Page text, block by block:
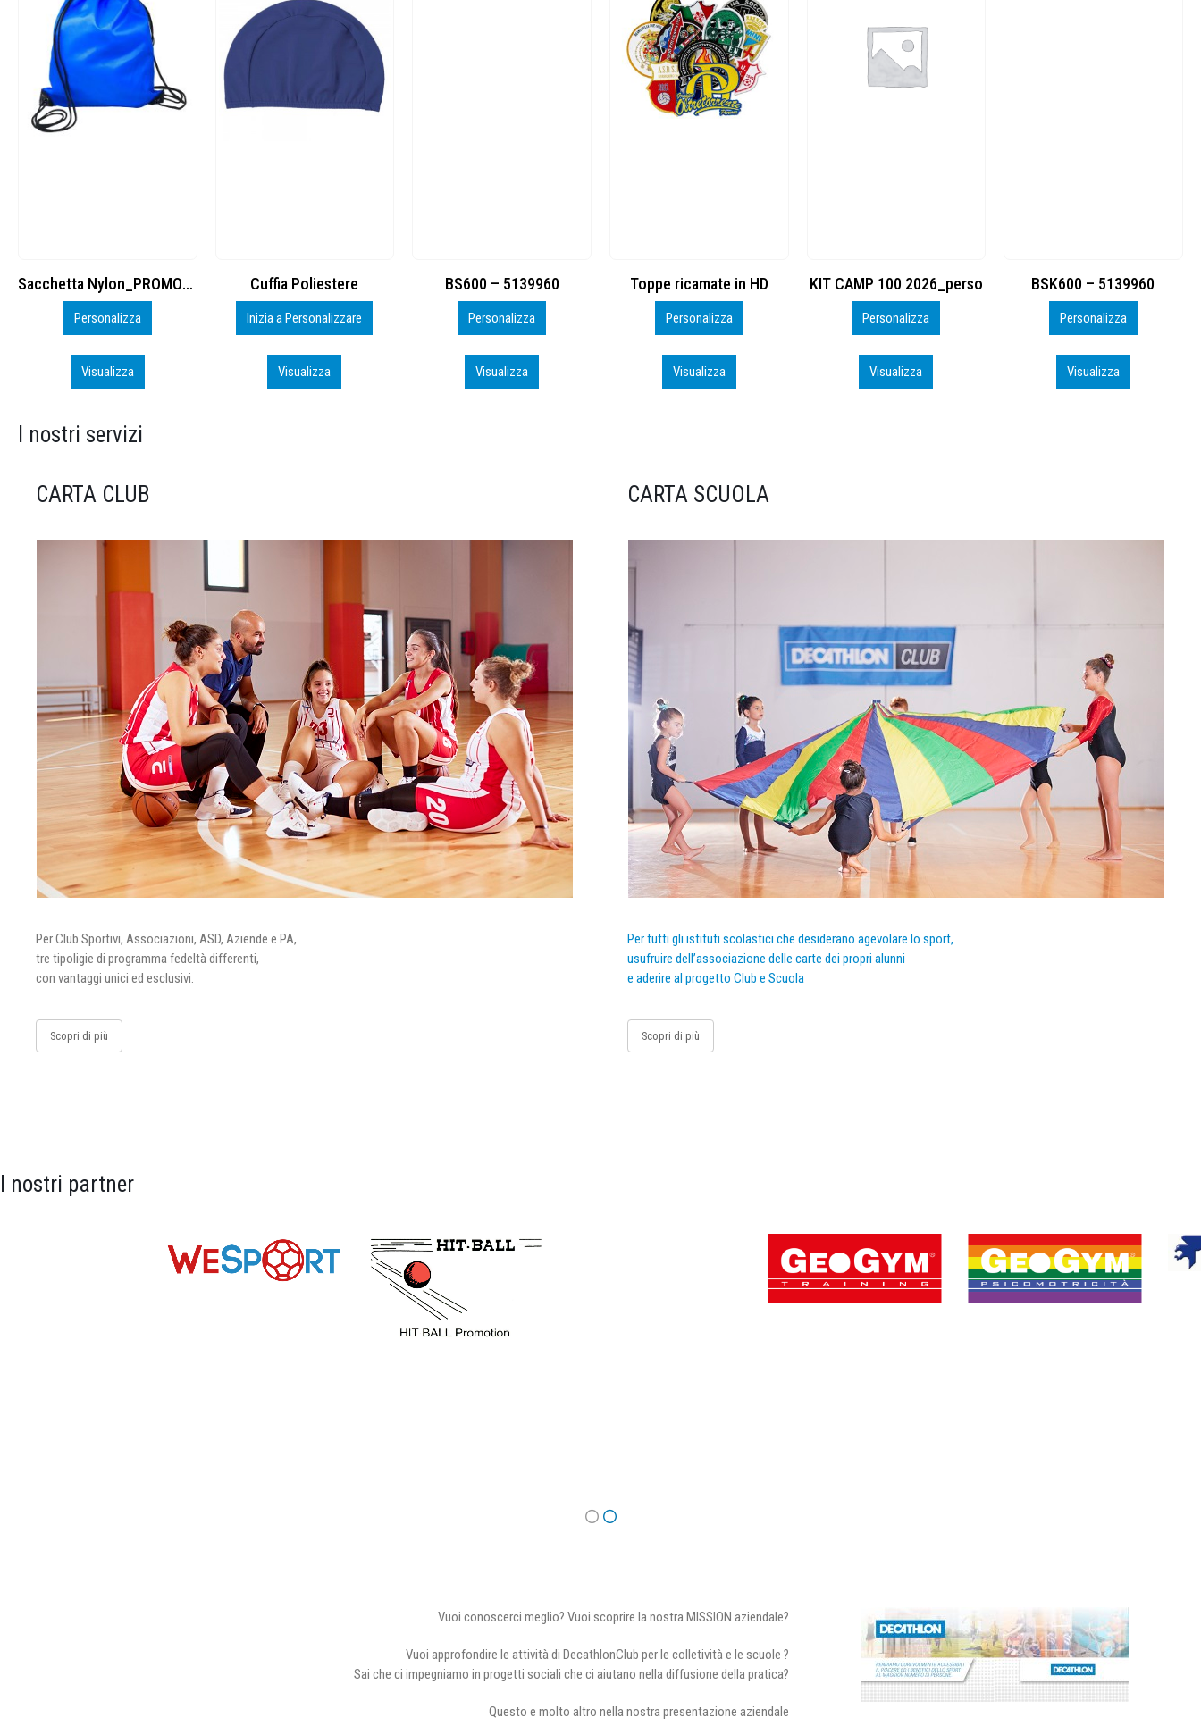
Cuffia Poliestere
Inizia a Personalizzare
Visualizza
BS600 – 5139960
Personalizza
Visualizza
Toppe ricamate in HD
Personalizza
Visualizza
KIT CAMP 100 2026_perso
Personalizza
Visualizza
BSK600 – 5139960
Personalizza
Visualizza
DTF
Personalizza
Visualizza
I nostri servizi
CARTA CLUB
Per Club Sportivi, Associazioni, ASD, Aziende e PA,
tre tipoligie di programma fedeltà differenti,
con vantaggi unici ed esclusivi.
Scopri di più
CARTA SCUOLA
Per tutti gli istituti scolastici che desiderano agevolare lo sport,
usufruire dell’associazione delle carte dei propri alunni
e aderire al progetto Club e Scuola
Scopri di più
I nostri partner
Vuoi conoscerci meglio? Vuoi scoprire la nostra MISSION aziendale?
Vuoi approfondire le attività di DecathlonClub per le colletività e le scuole ?
Sai che ci impegniamo in progetti sociali che ci aiutano nella diffusione della pratica?
Questo e molto altro nella nostra presentazione aziendale